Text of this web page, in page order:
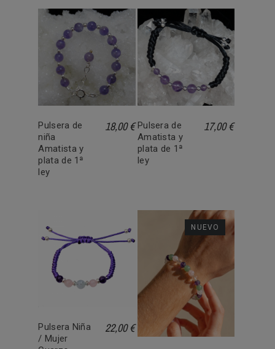
Pulsera de
niña
Amatista y
plata de 1ª
ley
18,00 € Pulsera de
Amatista y
plata de 1ª
ley
17,00 €
Pulsera Niña
/ Mujer
22,00 €
NUEVO